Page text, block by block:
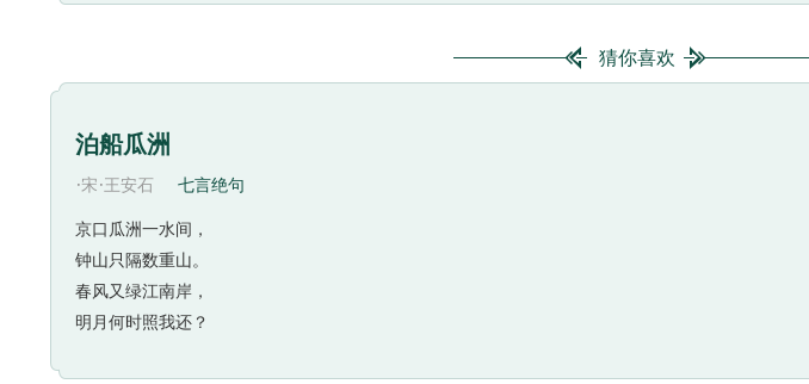
河水中央，周围流淌着波光，依旧无法接近。《周南·汉广》中诗人也因为汉水太宽无法
（悦）之必求之，然惟可见而不可求，则慕说益至。”（《毛诗稽古编·附录》）“可见
以下两章只是对首章文字略加改动而成，这种仅对文字略加改动的重章叠唱是《诗
是在韵脚上——首章“苍、霜、方、长、央”属阳部韵，次章“凄、唏、湄、跻、坻”属脂微
——如此而形成各章内部韵律协和而各章之间韵律参差的效果，给人的感觉是：变化之
义的往复推进。如“白露为霜”“白露未唏”“白露未已”——夜间的露水凝成霜花，霜花因气
——表明了时间的延续。
此诗诗意的空幻虚泛给阐释带来了麻烦，但也因而扩展了其内涵的包容空间。读者
猜你喜欢
泊船瓜洲
·宋·王安石 七言绝句
京口瓜洲一水间，
钟山只隔数重山。
春风又绿江南岸，
明月何时照我还？